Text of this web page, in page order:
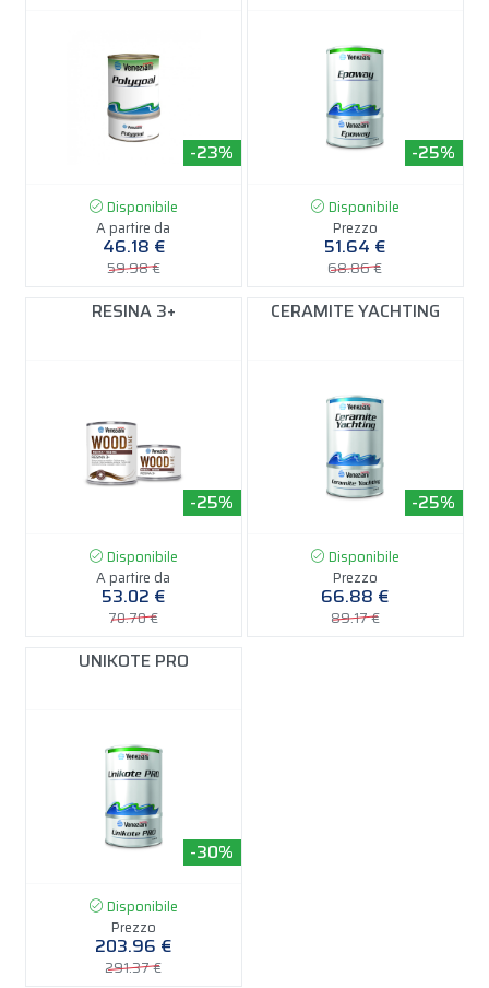
-23%
Disponibile
A partire da
46.18 €
59.98 €
-25%
Disponibile
Prezzo
51.64 €
68.86 €
RESINA 3+
-25%
Disponibile
A partire da
53.02 €
70.70 €
CERAMITE YACHTING
-25%
Disponibile
Prezzo
66.88 €
89.17 €
UNIKOTE PRO
-30%
Disponibile
Prezzo
203.96 €
291.37 €